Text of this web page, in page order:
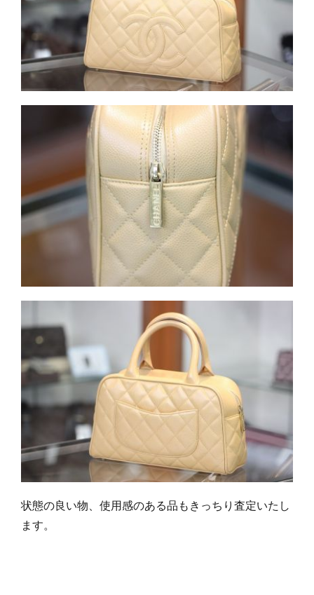
状態の良い物、使用感のある品もきっちり査定いたし
ます。